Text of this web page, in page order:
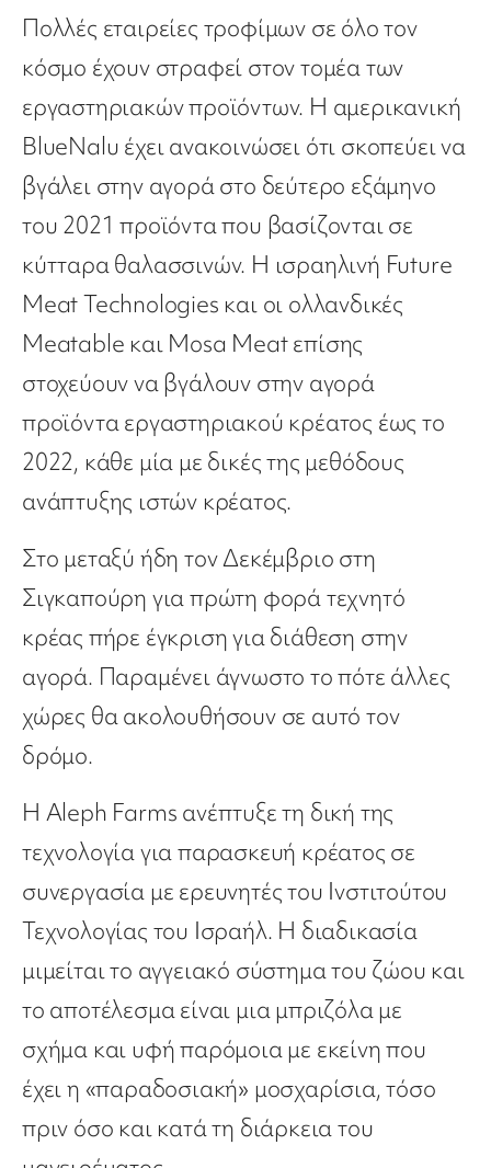
Πολλές εταιρείες τροφίμων σε όλο τον
κόσμο έχουν στραφεί στον τομέα των
εργαστηριακών προϊόντων. Η αμερικανική
BlueNalu έχει ανακοινώσει ότι σκοπεύει να
βγάλει στην αγορά στο δεύτερο εξάμηνο
του 2021 προϊόντα που βασίζονται σε
κύτταρα θαλασσινών. Η ισραηλινή Future
Meat Technologies και οι ολλανδικές
Meatable και Mosa Meat επίσης
στοχεύουν να βγάλουν στην αγορά
προϊόντα εργαστηριακού κρέατος έως το
2022, κάθε μία με δικές της μεθόδους
ανάπτυξης ιστών κρέατος.
Στο μεταξύ ήδη τον Δεκέμβριο στη
Σιγκαπούρη για πρώτη φορά τεχνητό
κρέας πήρε έγκριση για διάθεση στην
αγορά. Παραμένει άγνωστο το πότε άλλες
χώρες θα ακολουθήσουν σε αυτό τον
δρόμο.
Η Aleph Farms ανέπτυξε τη δική της
τεχνολογία για παρασκευή κρέατος σε
συνεργασία με ερευνητές του Ινστιτούτου
Τεχνολογίας του Ισραήλ. Η διαδικασία
μιμείται το αγγειακό σύστημα του ζώου και
το αποτέλεσμα είναι μια μπριζόλα με
σχήμα και υφή παρόμοια με εκείνη που
έχει η «παραδοσιακή» μοσχαρίσια, τόσο
πριν όσο και κατά τη διάρκεια του